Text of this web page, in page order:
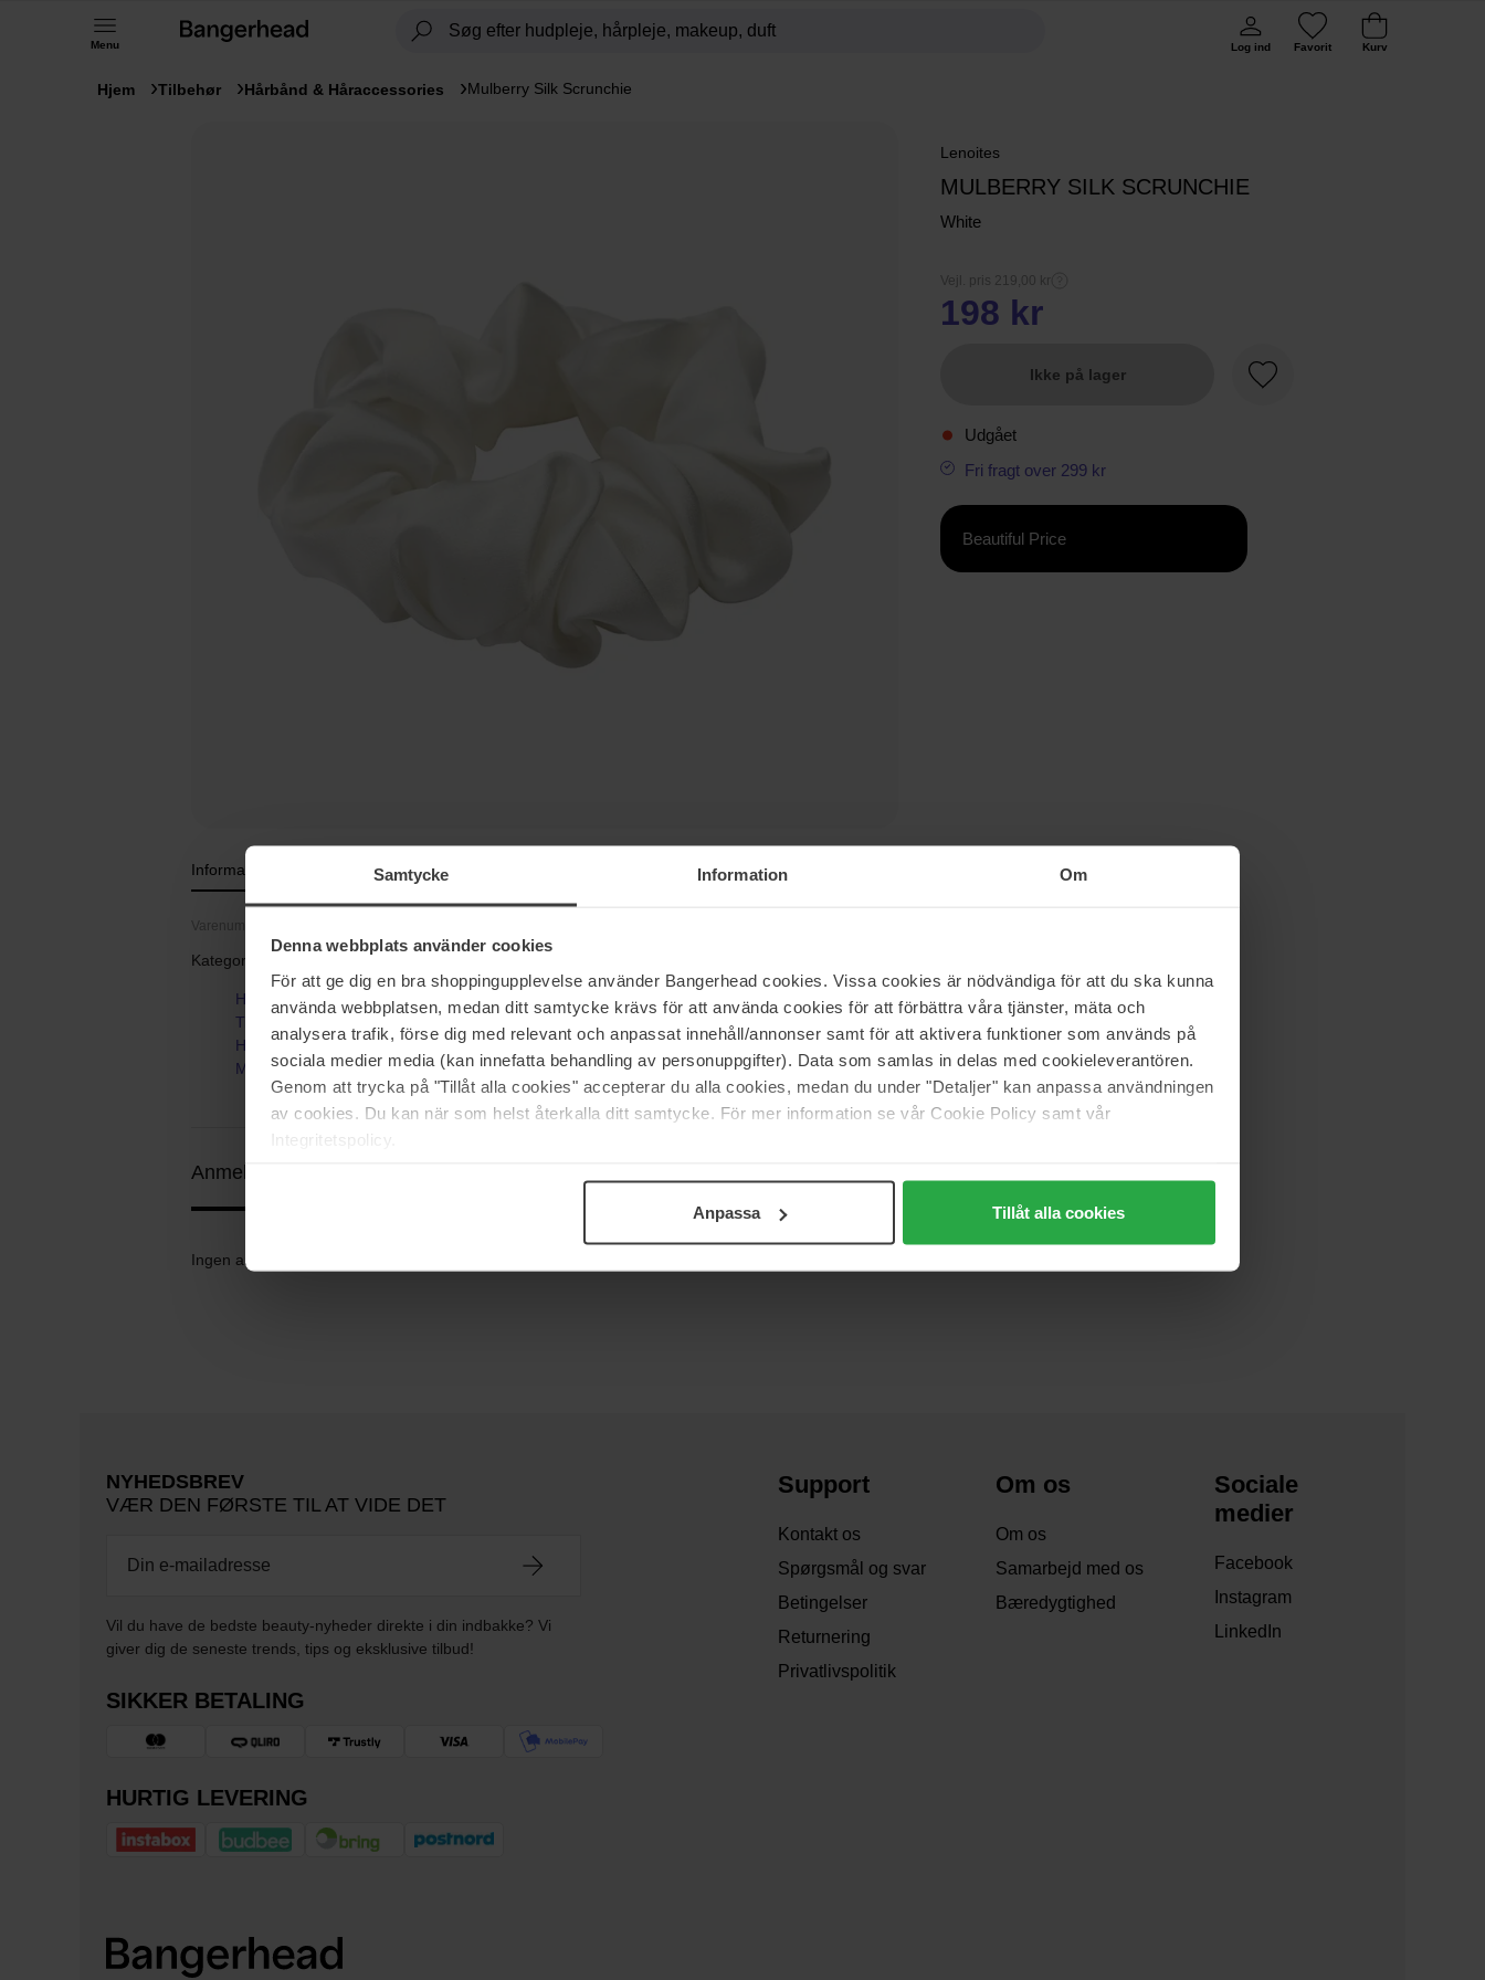
Samtycke Information Om
Denna webbplats använder cookies
För att ge dig en bra shoppingupplevelse använder Bangerhead cookies. Vissa cookies är nödvändiga för att du ska kunna
använda webbplatsen, medan ditt samtycke krävs för att använda cookies för att förbättra våra tjänster, mäta och
analysera trafik, förse dig med relevant och anpassat innehåll/annonser samt för att aktivera funktioner som används på
sociala medier media (kan innefatta behandling av personuppgifter). Data som samlas in delas med cookieleverantören.
Genom att trycka på "Tillåt alla cookies" accepterar du alla cookies, medan du under "Detaljer" kan anpassa användningen
av cookies. Du kan när som helst återkalla ditt samtycke. För mer information se vår Cookie Policy samt vår
Integritetspolicy.
Anpassa Tillåt alla cookies
Menu Log ind Favorit Kurv
Hjem Tilbehør Hårbånd & Håraccessories Mulberry Silk Scrunchie
Lenoites
MULBERRY SILK SCRUNCHIE
White
Vejl. pris 219,00 kr
198 kr
Ikke på lager
Favorit
Udgået
Fri fragt over 299 kr
Beautiful Price
Information
Varenummer: 106237
Kategorier:
Hjem
Tilbehør
Hårbånd & Håraccessories
Mulberry Silk Scrunchie
Anmeldelser (0)
Ingen anmeldelser endnu
NYHEDSBREV
VÆR DEN FØRSTE TIL AT VIDE DET
Vil du have de bedste beauty-nyheder direkte i din indbakke? Vi
giver dig de seneste trends, tips og eksklusive tilbud!
SIKKER BETALING
HURTIG LEVERING
Support
Kontakt os
Spørgsmål og svar
Betingelser
Returnering
Privatlivspolitik
Om os
Om os
Samarbejd med os
Bæredygtighed
Sociale
medier
Facebook
Instagram
LinkedIn